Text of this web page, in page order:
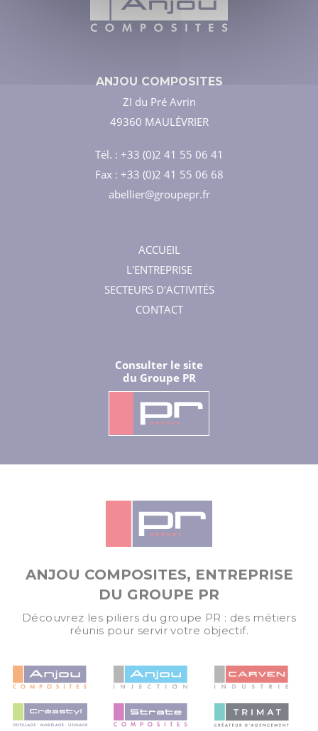
ANJOU COMPOSITES
ZI du Pré Avrin
49360 MAULÉVRIER
Tél. : +33 (0)2 41 55 06 41
Fax : +33 (0)2 41 55 06 68
abellier@groupepr.fr
ACCUEIL
L'ENTREPRISE
SECTEURS D'ACTIVITÉS
CONTACT
Consulter le site
du Groupe PR
ANJOU COMPOSITES, ENTREPRISE
DU GROUPE PR
Découvrez les piliers du groupe PR : des métiers
réunis pour servir votre objectif.